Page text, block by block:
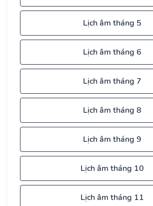
Lịch âm tháng 5
Lịch âm tháng 6
Lịch âm tháng 7
Lịch âm tháng 8
Lịch âm tháng 9
Lịch âm tháng 10
Lịch âm tháng 11